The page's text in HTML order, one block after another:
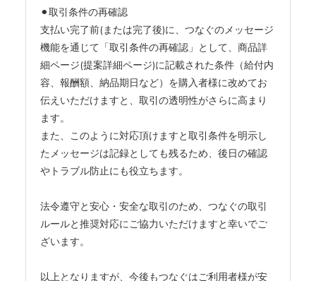
⚫︎取引条件の再確認
支払い完了前(または完了後)に、つなぐのメッセージ
機能を通じて「取引条件の再確認」として、商品詳
細ページ(提案詳細ページ)に記載された条件（給付内
容、報酬額、納品期日など）を購入者様に改めてお
伝えいただけますと、取引の透明性がさらに高まり
ます。
また、このように対応頂けますと取引条件を明示し
たメッセージは記録としても残るため、後日の確認
やトラブル防止にも役立ちます。
法令遵守と安心・安全な取引のため、つなぐの取引
ルールと推奨対応にご協力いただけますと幸いでご
ざいます。
以上となりますが、今後もつなぐはご利用者様が安